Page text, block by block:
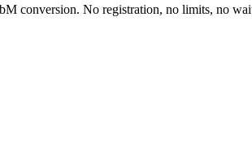
conversion. No registration, no limits, no